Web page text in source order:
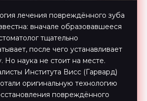
лечения повреждённого зуба
вначале образовавшееся
тщательно
после чего устанавливает
Но наука не стоит на месте.
Института Висс (Гарвард)
оригинальную технологию
повреждённого